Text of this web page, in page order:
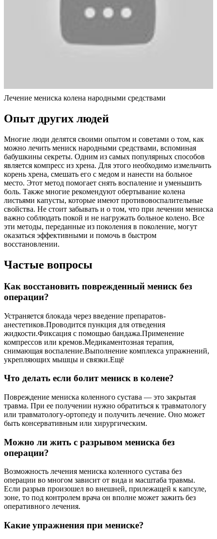
Лечение мениска колена народными средствами
Опыт других людей
Многие люди делятся своими опытом и советами о том, как
можно лечить мениск народными средствами, вспоминая
бабушкины секреты. Одним из самых популярных способов
является компресс из хрена. Для этого необходимо измельчить
корень хрена, смешать его с медом и нанести на больное
место. Этот метод помогает снять воспаление и уменьшить
боль. Также многие рекомендуют обертывание колена
листьями капусты, которые имеют противовоспалительные
свойства. Не стоит забывать и о том, что при лечении мениска
важно соблюдать покой и не нагружать больное колено. Все
эти методы, переданные из поколения в поколение, могут
оказаться эффективными и помочь в быстром
восстановлении.
Частые вопросы
Как восстановить поврежденный мениск без
операции?
Устраняется блокада через введение препаратов-
анестетиков.Проводится пункция для отведения
жидкости.Фиксация с помощью бандажа.Применение
компрессов или кремов.Медикаментозная терапия,
снимающая воспаление.Выполнение комплекса упражнений,
укрепляющих мышцы и связки.Ещё
Что делать если болит мениск в колене?
Повреждение мениска коленного сустава — это закрытая
травма. При ее получении нужно обратиться к травматологу
или травматологу-ортопеду и получить лечение. Оно может
быть консервативным или хирургическим.
Можно ли жить с разрывом мениска без
операции?
Возможность лечения мениска коленного сустава без
операции во многом зависит от вида и масштаба травмы.
Если разрыв произошел во внешней, прилежащей к капсуле,
зоне, то под контролем врача он вполне может зажить без
оперативного лечения.
Какие упражнения при мениске?